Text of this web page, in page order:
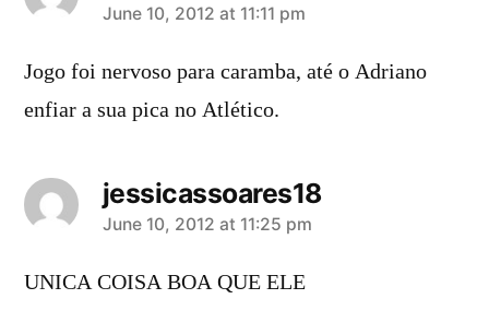
says:
June 10, 2012 at 11:11 pm
Jogo foi nervoso para caramba, até o Adriano
enfiar a sua pica no Atlético.
jessicassoares18
says:
June 10, 2012 at 11:25 pm
UNICA COISA BOA QUE ELE